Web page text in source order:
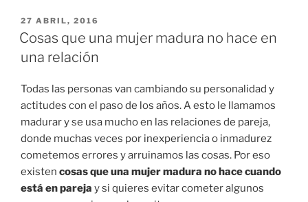
PUBLICADO
EN
27 ABRIL, 2016
Cosas que una mujer madura no hace en
una relación
Todas las personas van cambiando su personalidad y
actitudes con el paso de los años. A esto le llamamos
madurar y se usa mucho en las relaciones de pareja,
donde muchas veces por inexperiencia o inmadurez
cometemos errores y arruinamos las cosas. Por eso
existen cosas que una mujer madura no hace cuando
está en pareja y si quieres evitar cometer algunos